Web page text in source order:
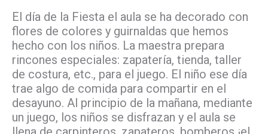
El día de la Fiesta el aula se ha decorado con
flores de colores y guirnaldas que hemos
hecho con los niños. La maestra prepara
rincones especiales: zapatería, tienda, taller
de costura, etc., para el juego. El niño ese día
trae algo de comida para compartir en el
desayuno. Al principio de la mañana, mediante
un juego, los niños se disfrazan y el aula se